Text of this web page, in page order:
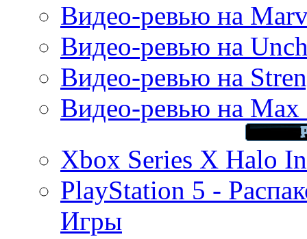
Видео-ревью на
Видео-ревью на
Видео-ревью на
Видео-ревью на Max
Xbox Series X Halo
PlayStation 5 -
Игры